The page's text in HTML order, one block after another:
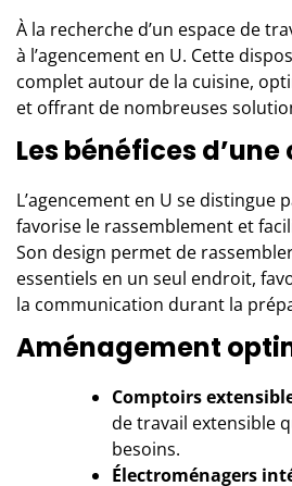
À la recherche d’un espace de
à l’agencement en U. Cette
complet autour de la cuisine,
et offrant de nombreuses
Les bénéfices d’une
L’agencement en U se distingue
favorise le rassemblement et
Son design permet de
essentiels en un seul endroit,
la communication durant la
Aménagement
Comptoirs
de travail extensible
besoins.
Électroménagers